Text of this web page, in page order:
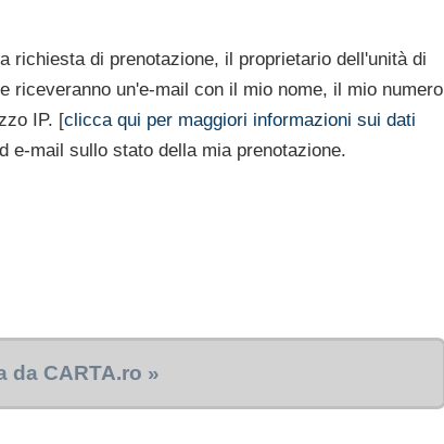
richiesta di prenotazione, il proprietario dell'unità di
riceveranno un'e-mail con il mio nome, il mio numero
IP. [clicca qui per maggiori informazioni sui dati
e-mail sullo stato della mia prenotazione.
da CARTA.ro »